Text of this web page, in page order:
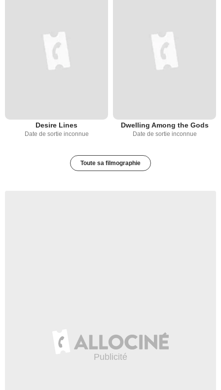
Desire Lines
Date de sortie inconnue
Dwelling Among the Gods
Date de sortie inconnue
Toute sa filmographie